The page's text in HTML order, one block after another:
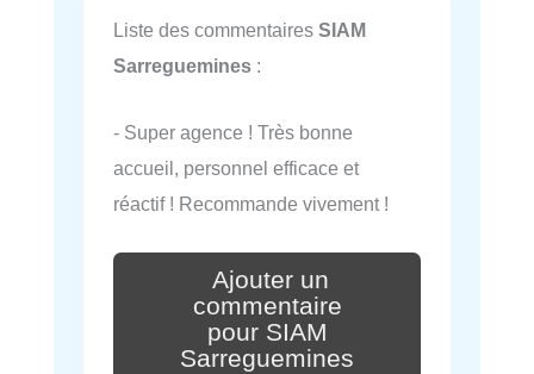
Liste des commentaires SIAM
Sarreguemines :
- Super agence ! Très bonne
accueil, personnel efficace et
réactif ! Recommande vivement !
Ajouter un
commentaire
pour SIAM
Sarreguemines